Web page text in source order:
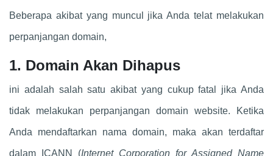
Beberapa akibat yang muncul jika Anda telat melakukan
perpanjangan domain,
1. Domain Akan Dihapus
ini adalah salah satu akibat yang cukup fatal jika Anda
tidak melakukan perpanjangan domain website. Ketika
Anda mendaftarkan nama domain, maka akan terdaftar
dalam ICANN (Internet Corporation for Assigned Name